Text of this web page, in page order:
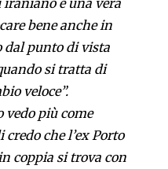
bene anche in
dal punto di vista
si tratta di
veloce”.
vedo più come
credo che l’ex Porto
coppia si trova con